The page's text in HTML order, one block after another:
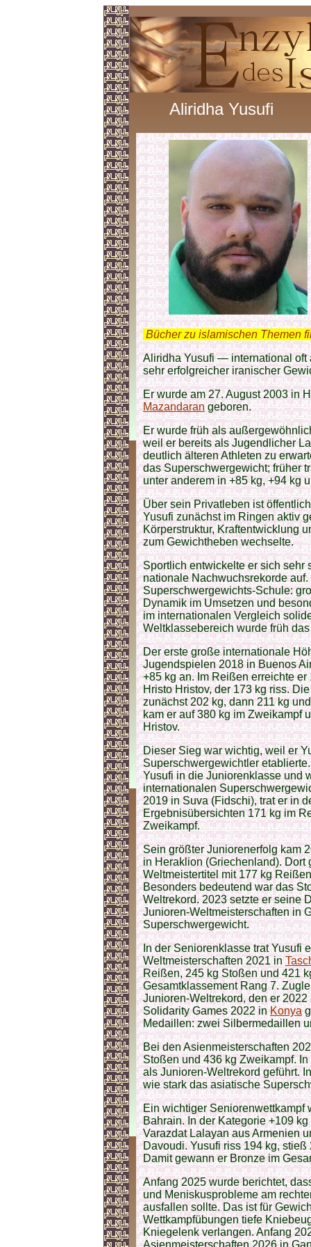
Aliridha Yusufi
Bücher zu islamischen Themen
Aliridha Yusufi — international
sehr erfolgreicher iranischer
Er wurde am 27. August 2003 in
Mazandarangeboren.
Er wurde früh als
weil er bereits als Jugendlicher
deutlich älteren Athleten zu
das Superschwergewicht; früher
unter anderem in +85 kg, +94 kg
Über sein Privatleben ist
Yusufi zunächst im Ringen aktiv
Körperstruktur, Kraftentwicklung
zum Gewichtheben wechselte.
Sportlich entwickelte er sich sehr
nationale Nachwuchsrekorde
Superschwergewichts-Schule:
Dynamik im Umsetzen und
im internationalen Vergleich
Weltklassebereich wurde früh
Der erste große internationale
Jugendspielen 2018 in Buenos
+85 kg an. Im Reißen erreichte
Hristo Hristov, der 173 kg riss.
zunächst 202 kg, dann 211 kg
kam er auf 380 kg im Zweikampf
Hristov.
Dieser Sieg war wichtig, weil er
Superschwergewichtler
Yusufi in die Juniorenklasse und
internationalen
2019 in Suva (Fidschi), trat er in
Ergebnisübersichten 171 kg im
Zweikampf.
Sein größter Juniorenerfolg kam
in Heraklion (Griechenland). Dort
Weltmeistertitel mit 177 kg
Besonders bedeutend war das
Weltrekord. 2023 setzte er seine
Junioren-Weltmeisterschaften in
Superschwergewicht.
In der Seniorenklasse trat Yusufi
Weltmeisterschaften 2021 in
Reißen, 245 kg Stoßen und 421
Gesamtklassement Rang 7.
Junioren-Weltrekord, den er
Solidarity Games 2022 inKonya
Medaillen: zwei Silbermedaillen
Bei den Asienmeisterschaften
Stoßen und 436 kg Zweikampf.
als Junioren-Weltrekord geführt.
wie stark das asiatische
Ein wichtiger Seniorenwettkampf
Bahrain. In der Kategorie +109
Varazdat Lalayan aus Armenien
Davoudi. Yusufi riss 194 kg,
Damit gewann er Bronze im
Anfang 2025 wurde berichtet,
und Meniskusprobleme am
ausfallen sollte. Das ist für
Wettkampfübungen tiefe
Kniegelenk verlangen. Anfang
Asienmeisterschaften 2026 in